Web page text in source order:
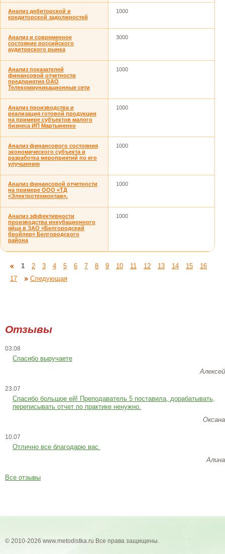
Анализ дебиторской и
кредиторской задолжностей
1000
Анализ и современное
состояние российского
аудиторского рынка
3000
Анализ показателей
финансовой отчетности
предприятия ОАО
Телекоммуникационные сети
1000
Анализ производства и
реализация готовой продукции
на примере субъектов малого
бизнеса ИП Мартыненко
1000
Анализ финансового состояния
экономического субъекта и
разработка мероприятий по его
улучшению
1000
Анализ финансовой отчетности
на примере ООО «ТД
«Электротехмонтаж».
1000
Анализ эффективности
производства инкубационного
яйца в ЗАО «Белгородский
бройлер» Белгородского
района
1000
1 2 3 4 5 6 7 8 9 10 11 12 13 14 15
16
17
Следующая
Отзывы
03.08
Спасибо выручаете
Алексей
23.07
Cпасибо большое ей! Преподаватель 5 поставила, дорабатывать,
переписывать отчет по практике ненужно.
Оксана
10.07
Отлично все благодарю вас
Алина
Все отзывы
© 2010-2026 www.metodistka.ru Все права защищены.